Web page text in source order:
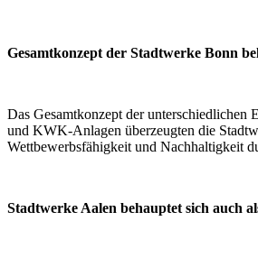
Gesamtkonzept der Stadtwerke Bonn
Das Gesamtkonzept der unterschiedlichen
und KWK-Anlagen überzeugten die
Wettbewerbsfähigkeit und Nachhaltigkeit
Stadtwerke Aalen behauptet sich auch